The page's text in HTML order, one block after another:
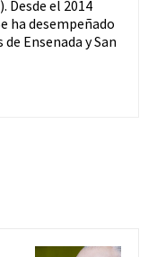
Desde el 2014
ha desempeñado
Ensenada y San